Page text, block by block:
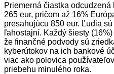
Priemerná čiastka
265 eur, pričom až 16%
presahujúcu 850 eur. Ľudia
ľahostajní. Každý šiesty
že finančné podvody sú
kyberútokov na ich bankové
viac ako polovica
priebehu minulého roka.